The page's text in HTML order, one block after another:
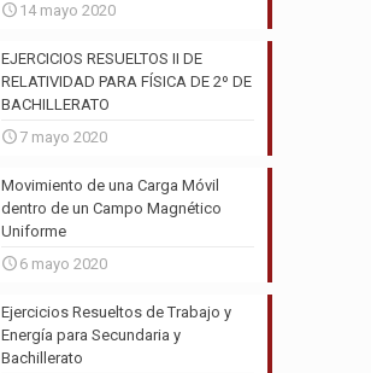
14 mayo 2020
EJERCICIOS RESUELTOS II DE
RELATIVIDAD PARA FÍSICA DE 2º DE
BACHILLERATO
7 mayo 2020
Movimiento de una Carga Móvil
dentro de un Campo Magnético
Uniforme
6 mayo 2020
Ejercicios Resueltos de Trabajo y
Energía para Secundaria y
Bachillerato